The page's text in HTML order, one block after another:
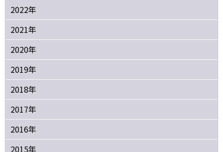
2022年
2021年
2020年
2019年
2018年
2017年
2016年
2015年